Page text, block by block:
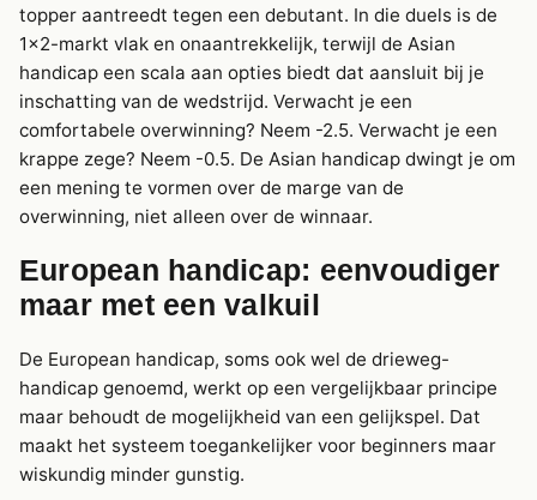
topper aantreedt tegen een debutant. In die duels is de
1×2-markt vlak en onaantrekkelijk, terwijl de Asian
handicap een scala aan opties biedt dat aansluit bij je
inschatting van de wedstrijd. Verwacht je een
comfortabele overwinning? Neem -2.5. Verwacht je een
krappe zege? Neem -0.5. De Asian handicap dwingt je om
een mening te vormen over de marge van de
overwinning, niet alleen over de winnaar.
European handicap: eenvoudiger
maar met een valkuil
De European handicap, soms ook wel de drieweg-
handicap genoemd, werkt op een vergelijkbaar principe
maar behoudt de mogelijkheid van een gelijkspel. Dat
maakt het systeem toegankelijker voor beginners maar
wiskundig minder gunstig.